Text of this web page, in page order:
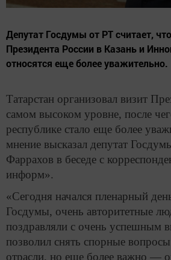
Депутат Госдумы от РТ считает,
Президента России в Казань и
относятся еще более уважительно.
Татарстан организовал визит
самом высоком уровне, после
республике стало еще более
мнение высказал депутат
Фаррахов в беседе с
информ».
«Сегодня начался пленарный
Госдумы, очень авторитетные
поздравляли с очень успешным
позволил снять спорные
отрасли, но еще более важно —